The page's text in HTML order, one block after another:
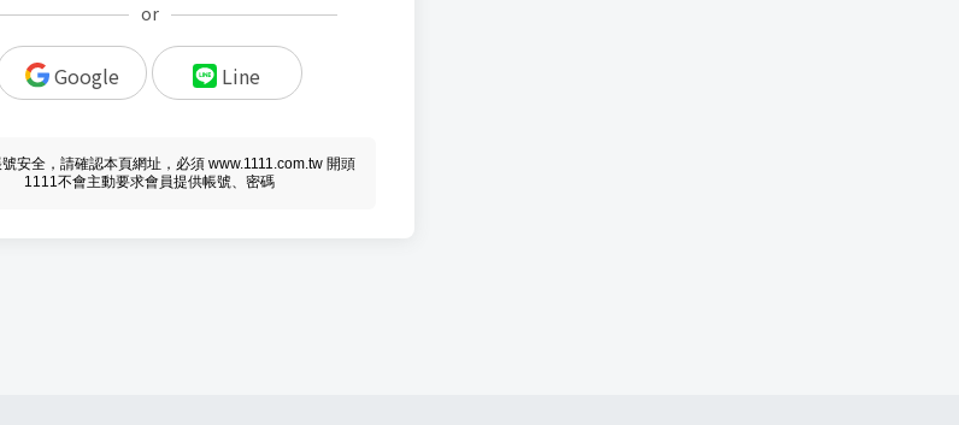
or
Google Line
安全，請確認本頁網址，必須 www.1111.com.tw 開頭
1111不會主動要求會員提供帳號、密碼